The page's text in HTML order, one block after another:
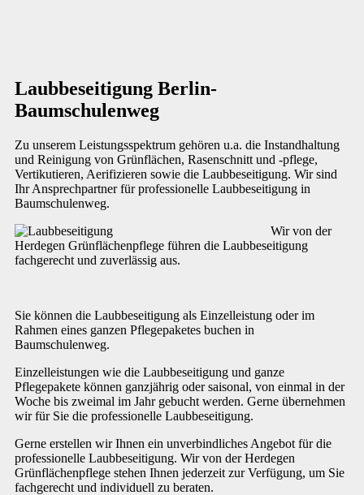
Laubbeseitigung Berlin-
Baumschulenweg
Zu unserem Leistungsspektrum gehören u.a. die Instandhaltung
und Reinigung von Grünflächen, Rasenschnitt und -pflege,
Vertikutieren, Aerifizieren sowie die Laubbeseitigung. Wir sind
Ihr Ansprechpartner für professionelle Laubbeseitigung in
Baumschulenweg.
Wir von der
Herdegen Grünflächenpflege führen die Laubbeseitigung
fachgerecht und zuverlässig aus.
Sie können die Laubbeseitigung als Einzelleistung oder im
Rahmen eines ganzen Pflegepaketes buchen in
Baumschulenweg.
Einzelleistungen wie die Laubbeseitigung und ganze
Pflegepakete können ganzjährig oder saisonal, von einmal in der
Woche bis zweimal im Jahr gebucht werden. Gerne übernehmen
wir für Sie die professionelle Laubbeseitigung.
Gerne erstellen wir Ihnen ein unverbindliches Angebot für die
professionelle Laubbeseitigung. Wir von der Herdegen
Grünflächenpflege stehen Ihnen jederzeit zur Verfügung, um Sie
fachgerecht und individuell zu beraten.